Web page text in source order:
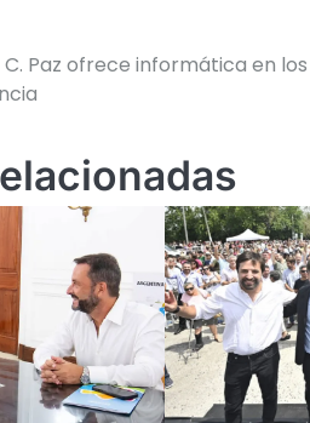
C. Paz ofrece informática en